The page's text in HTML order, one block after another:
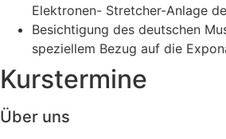
Elektronen- Stretcher-Anlage
Besichtigung des deutschen
speziellem Bezug auf die
Kurstermine
Über uns